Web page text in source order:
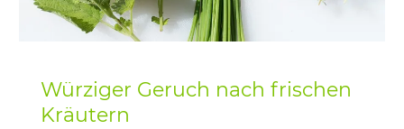
Würziger Geruch nach frischen
Kräutern